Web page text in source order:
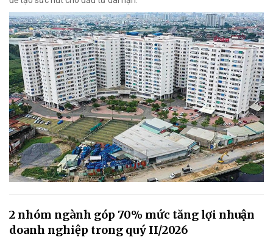
2 nhóm ngành góp 70% mức tăng lợi nhuận
doanh nghiệp trong quý II/2026